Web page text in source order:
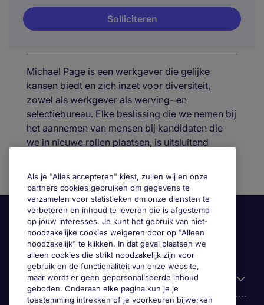
Solliciteren
Michael Page is een werkgever die gelijke
kansen biedt en zich inzet voor diversiteit,
zowel als werkgever als werving- en
selectiebureau. Elke beslissing die we nemen bij
het aannemen van mensen bij kandidaten die
we in nieuwe rollen plaatsen, is uitsluitend
vaardigheden van de kandidaten.
Gebruiksvriendelijke informatie
Als je "Alles accepteren" kiest, zullen wij en onze
partners cookies gebruiken om gegevens te
verzamelen voor statistieken om onze diensten te
verbeteren en inhoud te leveren die is afgestemd
op jouw interesses. Je kunt het gebruik van niet-
noodzakelijke cookies weigeren door op "Alleen
noodzakelijk" te klikken. In dat geval plaatsen we
alleen cookies die strikt noodzakelijk zijn voor
gebruik en de functionaliteit van onze website,
maar wordt er geen gepersonaliseerde inhoud
geboden. Onderaan elke pagina kun je je
toestemming intrekken of je voorkeuren bijwerken